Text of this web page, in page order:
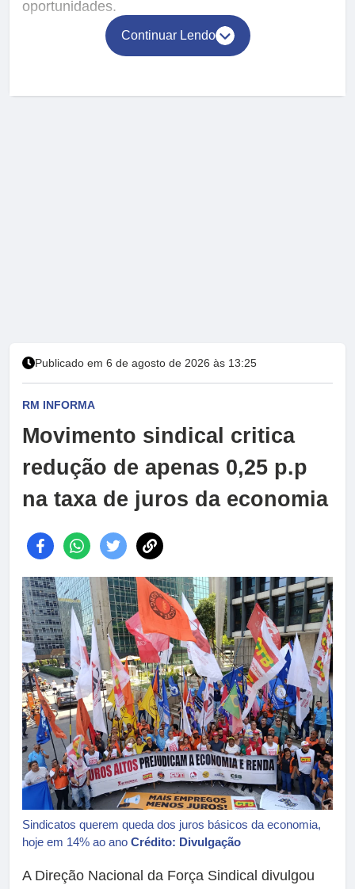
oportunidades.
Continuar Lendo
Publicado em 6 de agosto de 2026 às 13:25
RM INFORMA
Movimento sindical critica
redução de apenas 0,25 p.p
na taxa de juros da economia
Sindicatos querem queda dos juros básicos da economia,
hoje em 14% ao ano Crédito: Divulgação
A Direção Nacional da Força Sindical divulgou